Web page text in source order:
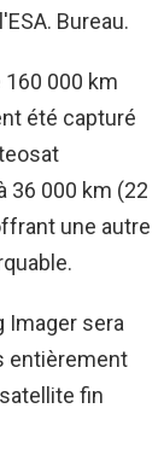
Bureau.
160 000 km
été capturé
36 000 km (22
une autre
Imager sera
entièrement
fin